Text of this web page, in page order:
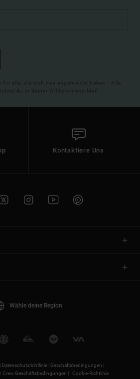
für alle, die sich neu angemeldet haben - Alle
du in deiner Willkommens-Mail
Kontaktiere Uns
Wähle deine Region
Datenschutzrichtlinie |Geschäftsbedingungen |
Crew Geschäftsbedingungen |
Cookie-Richtlinie